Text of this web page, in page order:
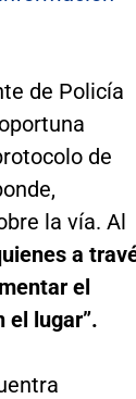
de Policía
de
la vía. Al
a
el
el lugar”.